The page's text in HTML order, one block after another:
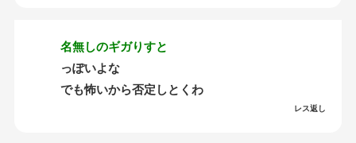
名無しのギガりすと
っぽいよな
でも怖いから否定しとくわ
レス返し